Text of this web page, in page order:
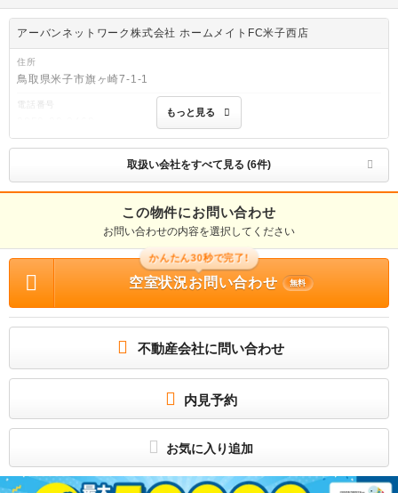
アーバンネットワーク株式会社 ホームメイトFC米子西店
住所
鳥取県米子市旗ヶ崎7-1-1
電話番号
免許番号
鳥取県知事免許(4)第1194号
取引態様
016320001011652
※お問い合わせの際には、担当者へ物件管理番号をお伝えください。
連絡先
0037-6008-3967
物件の所在地 : 島根県安来市西赤江町 / 交通の利便 : 山陰本線/荒島 徒歩17分 / 面
物件。省エネ。インターネット無料。エアコン2台。駐車場3300円/台（2台目な
ーホン。温水洗浄便座。独立洗面台。複層ガラス。ruumサポート1980円/月。月額
初期費用）。BS。 駐車場3300円/台（2台目なし）・縦列5500円/2台（先着）。ru
umサポート1980円/月。月額保証委託料：賃料総額の2.5パーセント又は5.5パーセ
もっと見る
取扱い会社をすべて見る (6件)
この物件にお問い合わせ
お問い合わせの内容を選択してください
かんたん30秒で完了!
空室状況お問い合わせ 無料
不動産会社に問い合わせ
内見予約
お気に入り追加